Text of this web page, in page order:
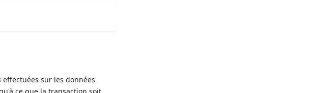
sur les données